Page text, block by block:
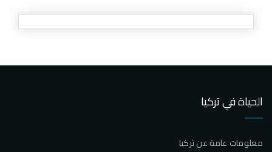
الحياة في تركيا
معلومات عامة عن تركيا